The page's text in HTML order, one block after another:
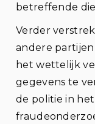
betreffende
Verder
andere
het wettelijk
gegevens te
de politie in